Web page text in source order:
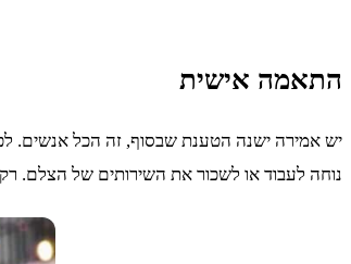
התאמה אישית
יש אמירה ישנה הטענת שבסוף, זה הכל אנשים.
נוחה לעבוד או לשכור את השירותים של הצלם.